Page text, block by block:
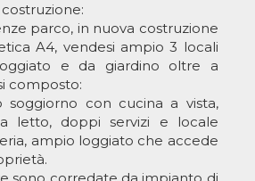
parco, in nuova costruzione
A4, vendesi ampio 3 locali
e da giardino oltre a
composto:
soggiorno con cucina a vista,
letto, doppi servizi e locale
ampio loggiato che accede